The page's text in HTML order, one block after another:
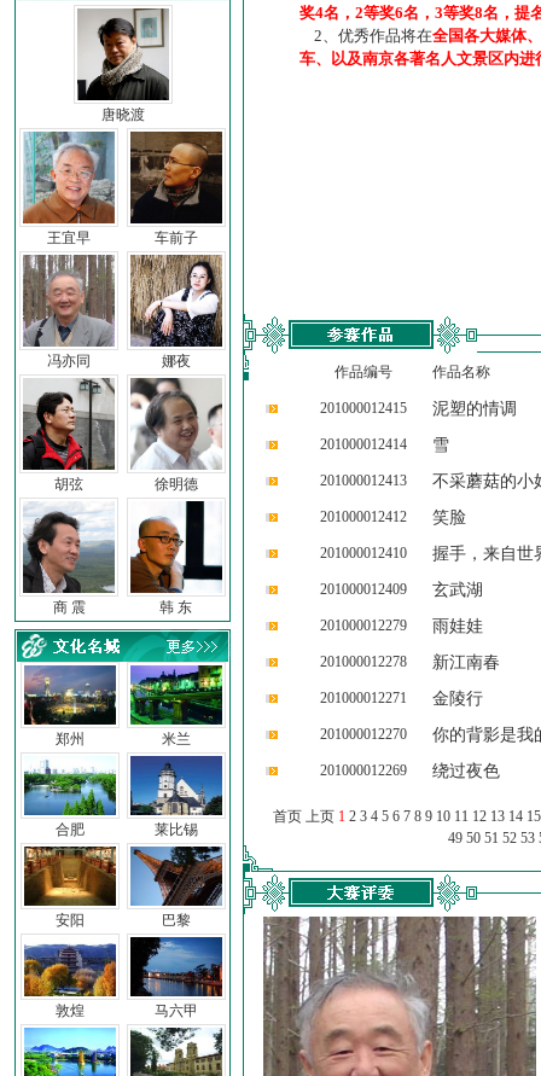
唐晓渡
王宜早 车前子
冯亦同 娜夜
胡弦 徐明德
商 震 韩 东
郑州
合肥
安阳
敦煌
米兰
莱比锡
巴黎
马六甲
奖4名，2等奖6名，3等奖8名，提
2、优秀作品将在全国各大媒体
车、以及南京各著名人文景区内进
作品编号 作品名称
201000012415 泥塑的情调
201000012414 雪
201000012413 不采蘑菇的小
201000012412 笑脸
201000012410 握手，来自世
201000012409 玄武湖
201000012279 雨娃娃
201000012278 新江南春
201000012271 金陵行
201000012270 你的背影是我
201000012269 绕过夜色
首页 上页 1 2 3 4 5 6 7 8 9 10 11 12 13 14 15
49 50 51 52 53